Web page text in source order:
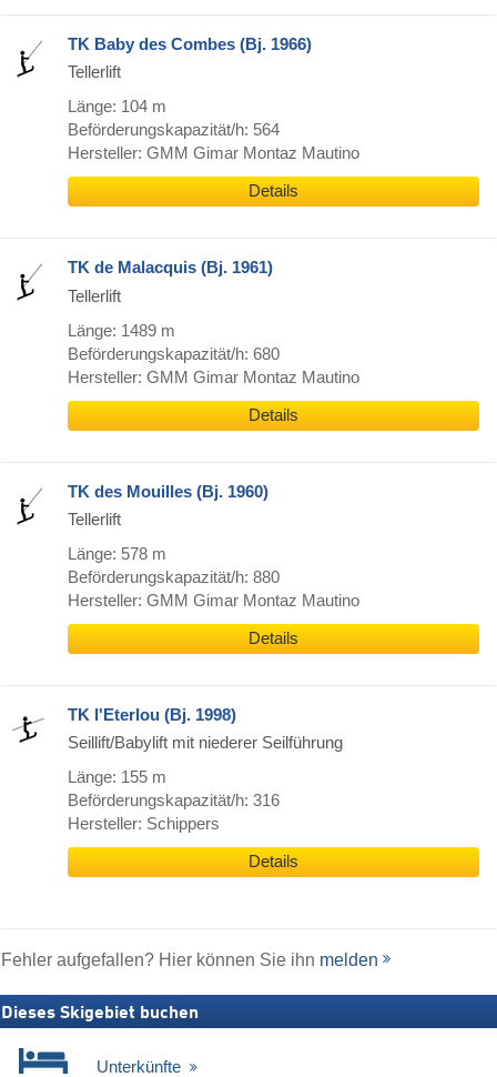
TK Baby des Combes (Bj. 1966)
Tellerlift
Länge: 104 m
Beförderungskapazität/h: 564
Hersteller: GMM Gimar Montaz Mautino
Details
TK de Malacquis (Bj. 1961)
Tellerlift
Länge: 1489 m
Beförderungskapazität/h: 680
Hersteller: GMM Gimar Montaz Mautino
Details
TK des Mouilles (Bj. 1960)
Tellerlift
Länge: 578 m
Beförderungskapazität/h: 880
Hersteller: GMM Gimar Montaz Mautino
Details
TK l'Eterlou (Bj. 1998)
Seillift/Babylift mit niederer Seilführung
Länge: 155 m
Beförderungskapazität/h: 316
Hersteller: Schippers
Details
Fehler aufgefallen? Hier können Sie ihn melden
Dieses Skigebiet buchen
Unterkünfte